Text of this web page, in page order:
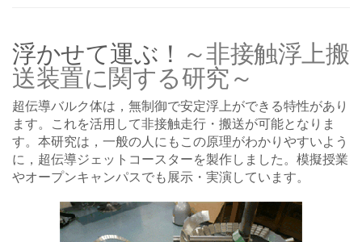
浮かせて運ぶ！ ～非接触浮上搬
送装置に関する研究～
超伝導バルク体は，無制御で安定浮上ができる特性があり
ます。これを活用して非接触走行・搬送が可能となりま
す。本研究は，一般の人にもこの原理がわかりやすいよう
に，超伝導ジェットコースターを製作しました。模擬授業
やオープンキャンパスでも展示・実演しています。